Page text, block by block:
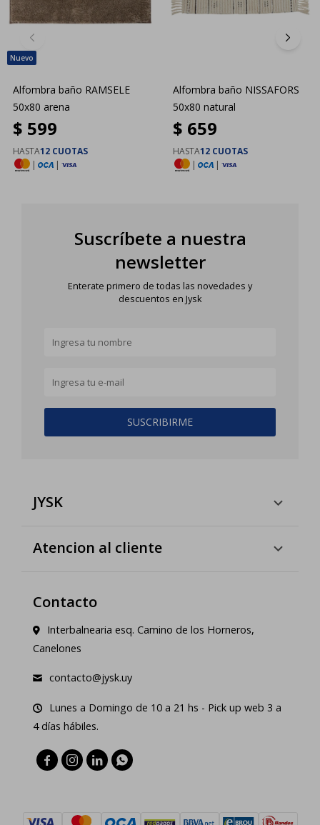
Alfombra baño RAMSELE
50x80 arena
$ 599
HASTA12 CUOTAS
|
|
Alfombra baño NISSAFORS
50x80 natural
$ 659
HASTA12 CUOTAS
|
|
Suscríbete a nuestra
newsletter
Enterate primero de todas las novedades y
descuentos en Jysk
SUSCRIBIRME
JYSK
Atencion al cliente
Contacto
Interbalnearia esq. Camino de los Horneros,
Canelones
contacto@jysk.uy
Lunes a Domingo de 10 a 21 hs - Pick up web 3 a
4 días hábiles.
   